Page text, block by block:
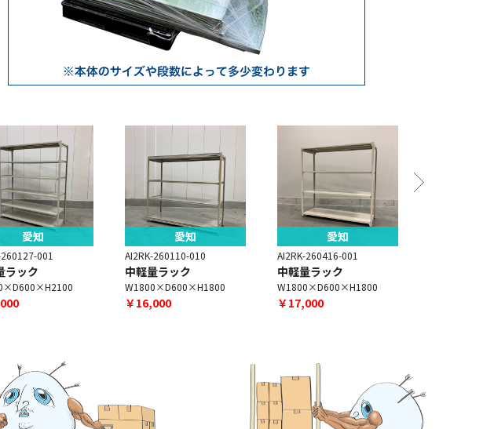
愛知
001
ラック
愛知
AI2RK-260110-010
中軽量ラック
W1800×D600×H1800
￥16,000
愛知
AI2RK-260416-001
中軽量ラック
W1800×D600×H1800
￥17,000